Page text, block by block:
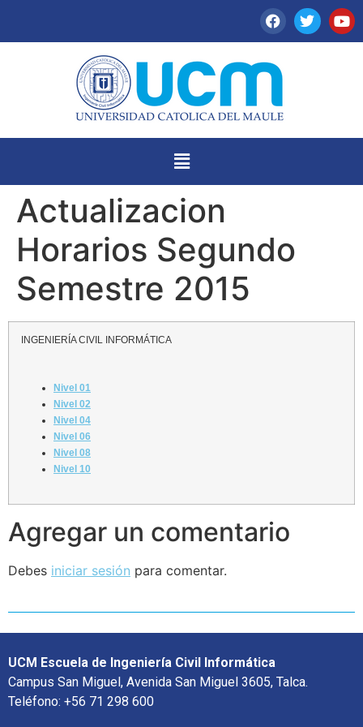
Actualizacion
Horarios Segundo
Semestre 2015
INGENIERÍA CIVIL INFORMÁTICA
Nivel 01
Nivel 02
Nivel 04
Nivel 06
Nivel 08
Nivel 10
Agregar un comentario
Debes iniciar sesión para comentar.
UCM Escuela de Ingeniería Civil Informática
Campus San Miguel, Avenida San Miguel 3605, Talca.
Teléfono: +56 71 298 600